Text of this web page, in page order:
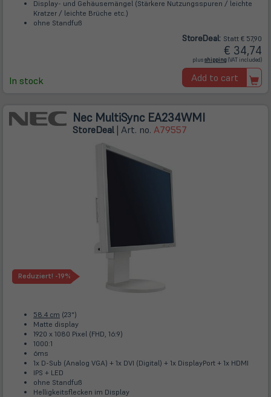
Display- und Gehäusemängel (Stärkere Nutzungsspuren / leichte
Kratzer / leichte Brüche etc.)
ohne Standfuß
In stock
StoreDeal: Statt € 57,90
€ 34,74
plusshipping (öffnet
in
neuem
Tab)
(VAT included)
Add to cart
Nec MultiSync EA234WMI
StoreDeal | Art. no. A79557
Reduziert! -19%
58.4 cm (23")
Matte display
1920 x 1080 Pixel (FHD, 16:9)
1000:1
6ms
1x D-Sub (Analog VGA) + 1x DVI (Digital) + 1x DisplayPort + 1x HDMI
IPS + LED
ohne Standfuß
Helligkeitsflecken im Display